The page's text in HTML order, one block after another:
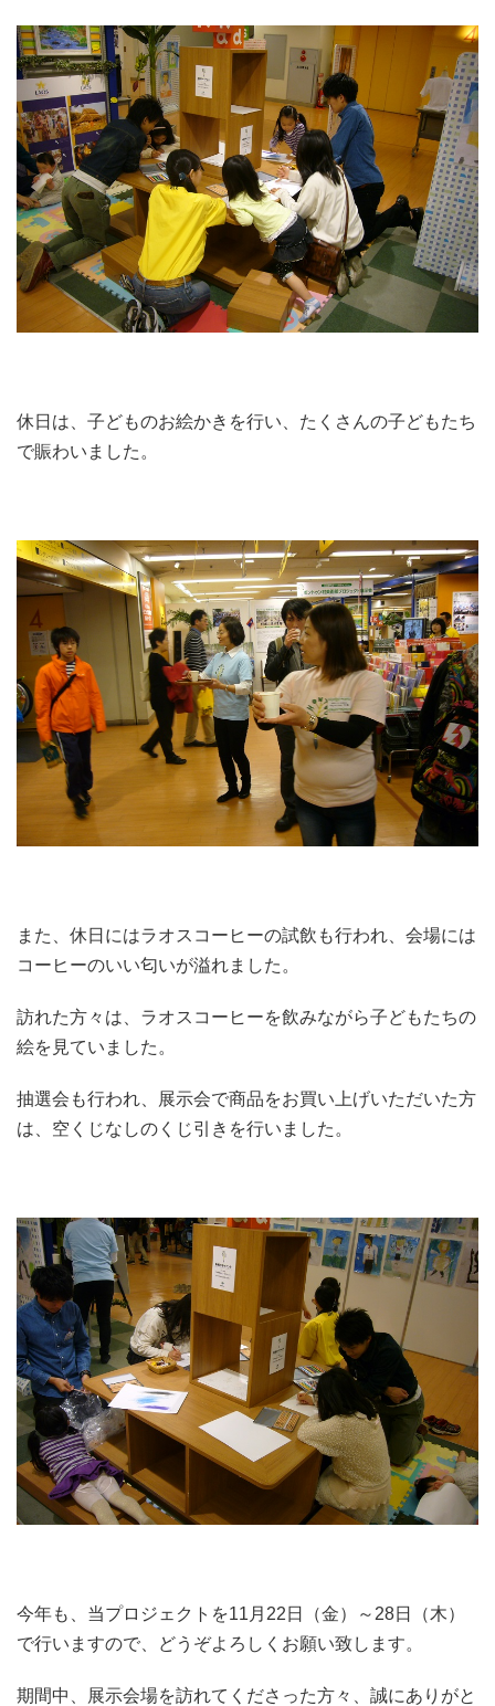
休日は、子どものお絵かきを行い、たくさんの子どもたち
で賑わいました。
また、休日にはラオスコーヒーの試飲も行われ、会場には
コーヒーのいい匂いが溢れました。
訪れた方々は、ラオスコーヒーを飲みながら子どもたちの
絵を見ていました。
抽選会も行われ、展示会で商品をお買い上げいただいた方
は、空くじなしのくじ引きを行いました。
今年も、当プロジェクトを11月22日（金）～28日（木）
で行いますので、どうぞよろしくお願い致します。
期間中、展示会場を訪れてくださった方々、誠にありがと